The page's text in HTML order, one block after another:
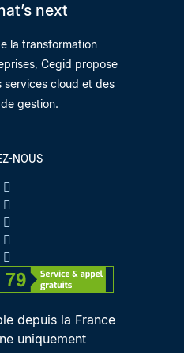
next
la transformation
Cegid propose
services cloud et des
gestion.
NOUS
depuis la France
uniquement